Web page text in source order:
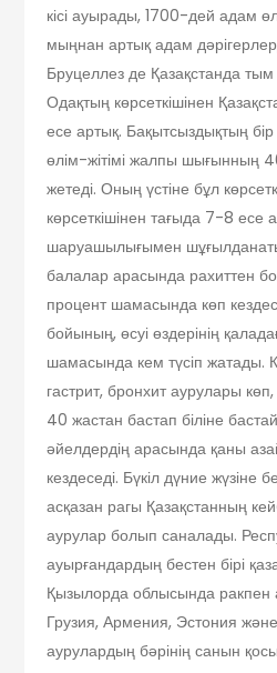
кісі ауырады, 1700-дей адам
мыңнан артық адам
Бруцеллез де Қазақстанда
Одақтың көрсеткішінен
есе артық. Бақытсыз­дықтың
өлім-жітімі жалпы шығынның
жетеді. Оның үстіне бұл
көрсеткішінен тағыда 7-8 есе
шаруашылығымен
балалар арасында рахиттен
про­цент шамасында көп
бойының, өсуі өздерінің
шамасында кем түсіп жатады.
гастрит, бронхит аурулары көп,
40 жастан бастап біліне
әйелдердің арасында қаны
кездеседі. Бүкіл дүние жүзіне
асқазан рагы Қазақстанның
аурулар болып саналады.
ауырғандардың бестен бірі
Қызылорда облысында
Гру­зия, Армения, Эстония
аурулардың бәрінің санын